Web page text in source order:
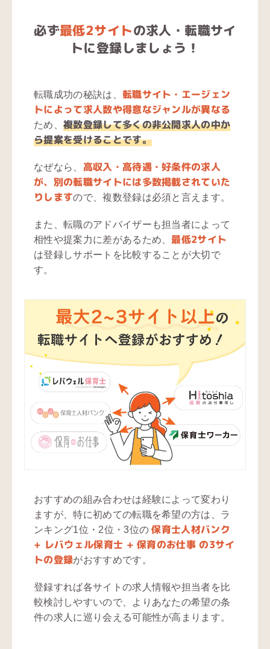
必ず最低2サイトの求人・転職サイ
トに登録しましょう！
転職成功の秘訣は、 転職サイト・エージェン
トによって求人数や得意なジャンルが異なる
ため、 複数登録して多くの非公開求人の中か
ら提案を受けることです。
なぜなら、 高収入・高待遇・好条件の求人
が、別の転職サイトには多数掲載されていた
りしますので、複数登録は必須と言えます。
また、転職のアドバイザーも担当者によって
相性や提案力に差があるため、最低2サイト
は登録しサポートを比較することが大切で
す。
おすすめの組み合わせは経験によって変わり
ますが、特に初めての転職を希望の方は、ラ
ンキング1位・2位・3位の保育士人材バンク
+ レバウェル保育士 + 保育のお仕事 の3サイ
トの登録がおすすめです。
登録すれば各サイトの求人情報や担当者を比
較検討しやすいので、よりあなたの希望の条
件の求人に巡り会える可能性が高まります。